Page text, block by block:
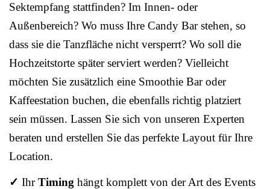
Sektempfang stattfinden? Im Innen- oder
Außenbereich? Wo muss Ihre Candy Bar stehen, so
dass sie die Tanzfläche nicht versperrt? Wo soll die
Hochzeitstorte später serviert werden? Vielleicht
möchten Sie zusätzlich eine Smoothie Bar oder
Kaffeestation buchen, die ebenfalls richtig platziert
sein müssen. Lassen Sie sich von unseren Experten
beraten und erstellen Sie das perfekte Layout für Ihre
Location.
✓ IhrTiming hängt komplett von der Art des Events